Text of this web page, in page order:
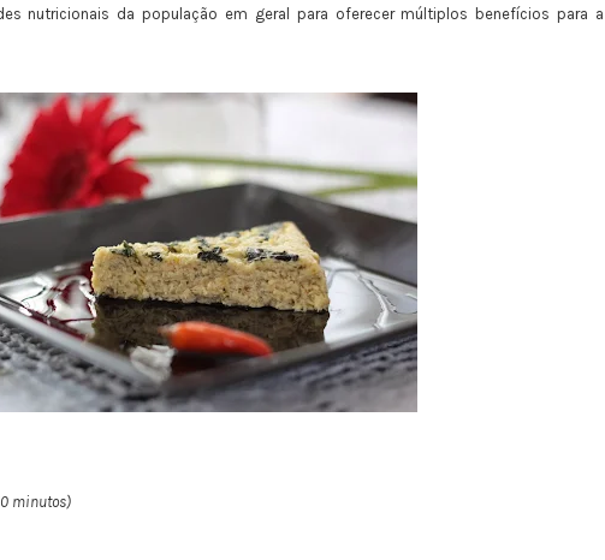
nutricionais da população em geral para oferecer múltiplos benefícios para a
minutos)